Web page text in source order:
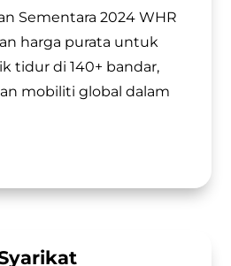
Sementara 2024 WHR
harga purata untuk
tidur di 140+ bandar,
mobiliti global dalam